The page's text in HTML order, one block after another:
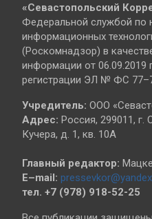
«Севастопольский
Федеральной службой по
информационных
(Роскомнадзор) в
информации от 06.09.2019
регистрации ЭЛ № ФС
Учредитель: ООО
Адрес: Россия, 299011, г.
Кучера, д. 1, кв. 10А
Главный редактор:
E–mail:
тел. +7 (978) 918-52-25